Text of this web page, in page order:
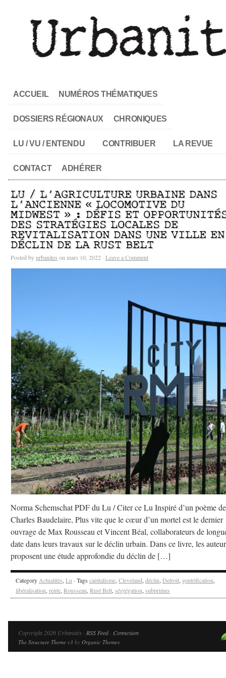
ACCUEIL NUMÉROS THÉMATIQUES
DOSSIERS RÉGIONAUX CHRONIQUES
LU / VU / ENTENDU CONTRIBUER LA REVUE
CONTACT ADHÉRER
LU / L’AGRICULTURE URBAINE DANS
L’ANCIENNE « LOCOMOTIVE DU
MIDWEST » : DÉFIS ET
DES STRATÉGIES LOCALES DE
REVITALISATION DANS UNE VILLE EN
DÉCLIN DE LA RUST BELT
Posted byurbanites on mars 10, 2022 · Leave a Comment
Norma Schemschat PDF du Lu / Citer ce Lu Inspiré d’un poème de
Charles Baudelaire, Plus vite que le cœur d’un mortel est le dernier
ouvrage de Max Rousseau et Vincent Béal, collaborateurs de
date dans leurs travaux sur le déclin urbain. Dans ce livre, les
proposent une étude approfondie du déclin de […]
Category Actualités, Lu · Tags capitalisme, Cleveland, déclin, Detroit, gentrification,
libéralisation, rente, Rousseau, Rust Belt, ségrégation, subprimes
Copyright 2026 Urbanités · RSS Feed· Connexion
The Structure Theme v3 by Organic Themes